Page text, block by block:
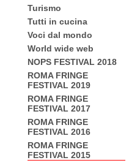
Turismo
Tutti in cucina
Voci dal mondo
World wide web
NOPS FESTIVAL 2018
ROMA FRINGE
FESTIVAL 2019
ROMA FRINGE
FESTIVAL 2017
ROMA FRINGE
FESTIVAL 2016
ROMA FRINGE
FESTIVAL 2015